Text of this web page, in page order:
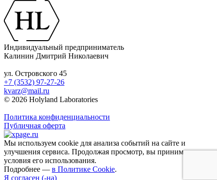
Индивидуальный предприниматель
Калинин Дмитрий Николаевич
ул. Островского 45
+7 (3532) 97-27-26
kvarz@mail.ru
© 2026 Holyland Laboratories
Политика конфиденциальности
Публичная оферта
Мы используем cookie для анализа событий на сайте и
улучшения сервиса. Продолжая просмотр, вы принимаете
условия его использования.
Подробнее — в Политике Cookie.
Я согласен (-на)